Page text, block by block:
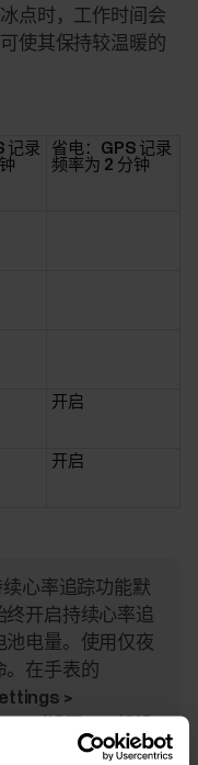
点时，工作时间会
使其保持较温暖的
记录
省电：GPS 记录
频率为 2 分钟
开启
开启
续心率追踪功能默
终开启持续心率追
池电量。使用 仅夜
。在手表的
>
，您可以打开、关